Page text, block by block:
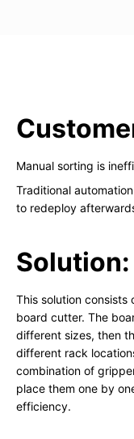
Manual sorting is
Traditional
to redeploy
Solution:
This solution consists
board cutter. The
different sizes, then
different rack
combination of
place them one by
efficiency.